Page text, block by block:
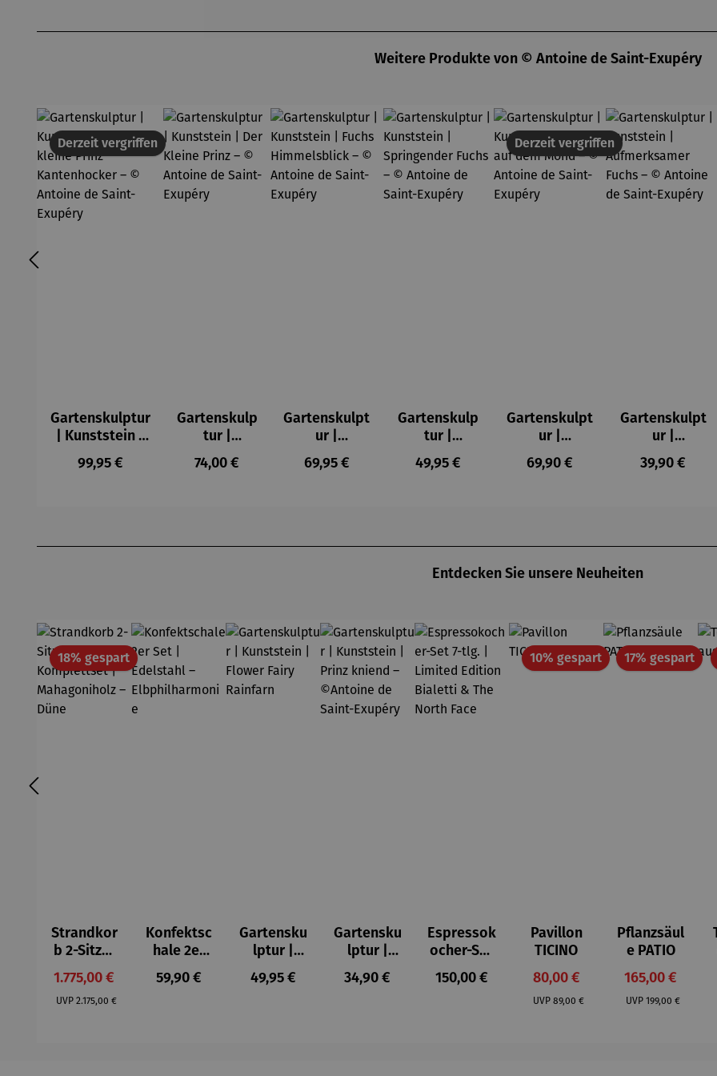
Weitere Produkte von © Antoine de Saint-Exupéry
Derzeit vergriffen
Gartenskulptur
| Kunststein |
Der kleine
Prinz
Regulärer Preis:
99,95 €
Gartenskulp
tur |
Kunststein |
Der Kleine
Regulärer Preis:
74,00 €
Gartenskulpt
ur |
Kunststein |
Fuchs
Regulärer Preis:
69,95 €
Gartenskulp
tur |
Kunststein |
Springender
Regulärer Preis:
49,95 €
Derzeit vergriffen
Gartenskulpt
ur |
Kunststein |
Prinz auf
Regulärer Preis:
69,90 €
Gartenskulpt
ur |
Kunststein |
Aufmerksam
Regulärer
39,90 €
Entdecken Sie unsere Neuheiten
18% gespartRabatt
Strandkor
b 2-Sitzer
Kompletts
et |
Mahagoni
Verkaufspreis:
1.775,00 €
UVP Regulärer Preis:
2.175,00 €
Konfektsc
hale 2er
Set |
Edelstahl
Regulärer Preis:
59,90 €
Gartensku
lptur |
Kunststei
n | Flower
Regulärer Preis:
49,95 €
Gartensku
lptur |
Kunststei
n | Prinz
Regulärer Preis:
34,90 €
Espressok
ocher-Set
7-tlg. |
Limited
Regulärer Preis:
150,00 €
10% gespartRabatt
Pavillon
TICINO
Verkaufspreis:
80,00 €
UVP Regulärer Preis:
89,00 €
17% gespart
Pflanzsäul
e PATIO
Verkaufspreis:
165,00 €
UVP Regulärer Preis:
199,00 €